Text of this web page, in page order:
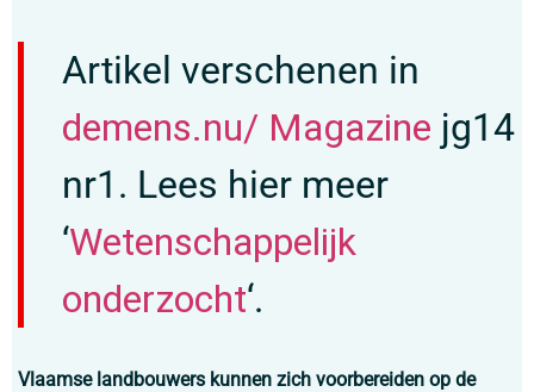
Artikel verschenen in
demens.nu/ Magazine jg14
nr1. Lees hier meer
‘Wetenschappelijk
onderzocht‘.
Vlaamse landbouwers kunnen zich voorbereiden op de